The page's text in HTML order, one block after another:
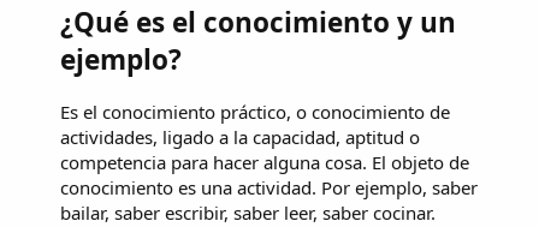
¿Qué es el conocimiento y un
ejemplo?
Es el conocimiento práctico, o conocimiento de
actividades, ligado a la capacidad, aptitud o
competencia para hacer alguna cosa. El objeto de
conocimiento es una actividad. Por ejemplo, saber
bailar, saber escribir, saber leer, saber cocinar.